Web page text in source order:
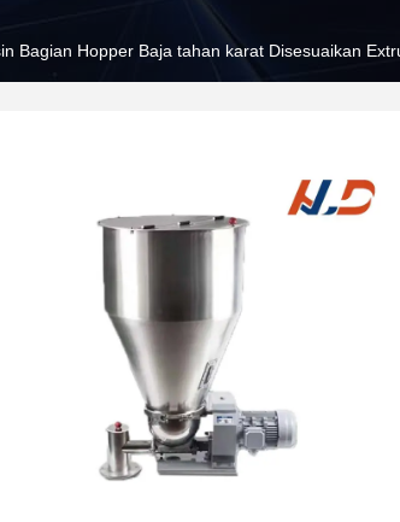
Bagian Hopper Baja tahan karat Disesuaikan